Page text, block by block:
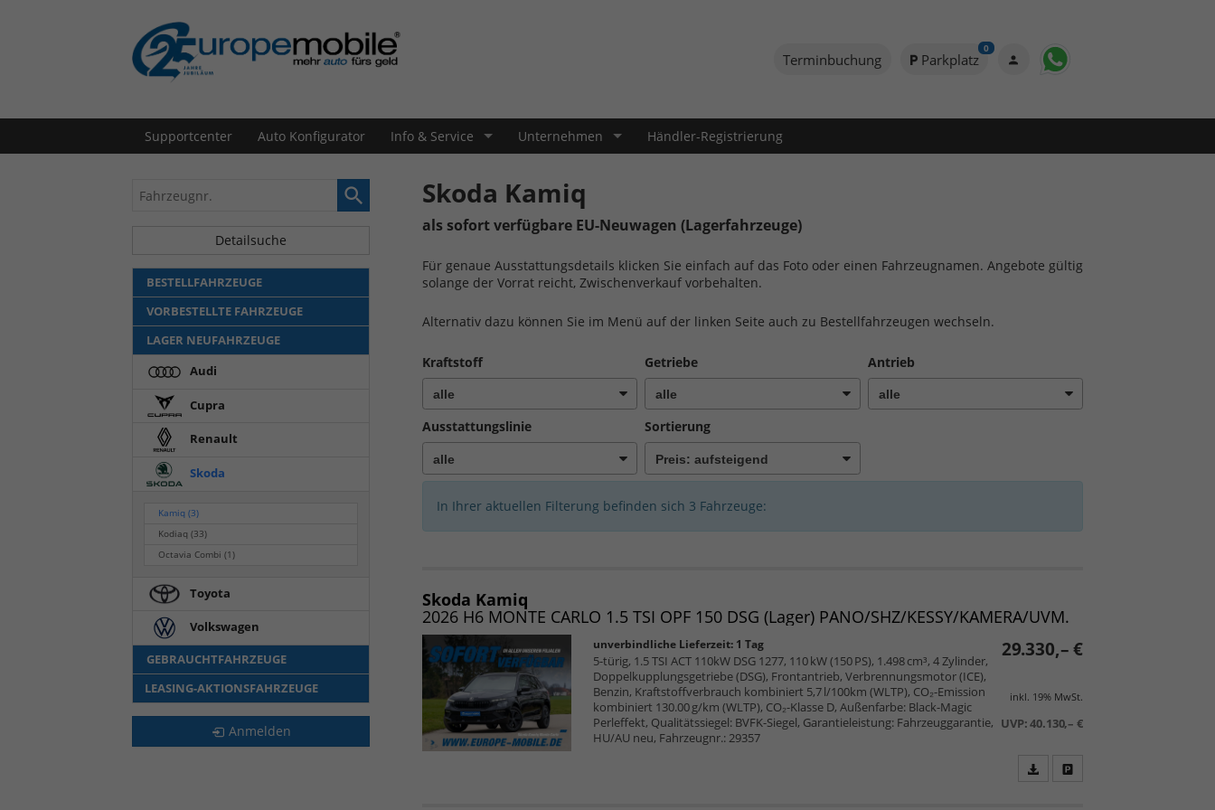
Terminbuchung Parkplatz
0
Supportcenter Auto Konfigurator Info & Service Unternehmen Händler-Registrierung
Skoda Kamiq
als sofort verfügbare EU-Neuwagen (Lagerfahrzeuge)
Für genaue Ausstattungsdetails klicken Sie einfach auf das Foto oder einen Fahrzeugnamen. Angebote gültig
solange der Vorrat reicht, Zwischenverkauf vorbehalten.
Alternativ dazu können Sie im Menü auf der linken Seite auch zu Bestellfahrzeugen wechseln.
Kraftstoff Getriebe Antrieb
Ausstattungslinie Sortierung
In Ihrer aktuellen Filterung befinden sich 3 Fahrzeuge:
Skoda Kamiq
2026 H6 MONTE CARLO 1.5 TSI OPF 150 DSG (Lager) PANO/SHZ/KESSY/KAMERA/UVM.
29.330,– €
inkl. 19% MwSt.
UVP:40.130,– €
unverbindliche Lieferzeit: 1 Tag
5-türig, 1.5 TSI ACT 110kW DSG 1277, 110 kW (150 PS), 1.498 cm³, 4 Zylinder,
Doppelkupplungsgetriebe (DSG), Frontantrieb, Verbrennungsmotor (ICE),
Benzin, Kraftstoffverbrauch kombiniert 5,7 l/100km (WLTP), CO₂-Emission
kombiniert 130.00 g/km (WLTP), CO₂-Klasse D, Außenfarbe: Black-Magic
Perleffekt, Qualitätssiegel: BVFK-Siegel, Garantieleistung: Fahrzeuggarantie,
HU/AU neu, Fahrzeugnr.: 29357
Fahrzeugnr.
Detailsuche
BESTELLFAHRZEUGE
VORBESTELLTE FAHRZEUGE
LAGER NEUFAHRZEUGE
Audi
Cupra
Renault
Skoda
Kamiq(3)
Kodiaq(33)
Octavia Combi(1)
Toyota
Volkswagen
GEBRAUCHTFAHRZEUGE
LEASING-AKTIONSFAHRZEUGE
Anmelden